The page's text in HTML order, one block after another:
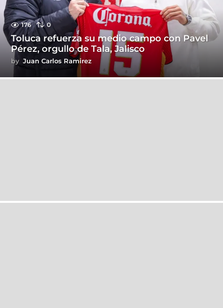
176 0
Toluca refuerza su medio campo con Pavel
Pérez, orgullo de Tala, Jalisco
by Juan Carlos Ramirez